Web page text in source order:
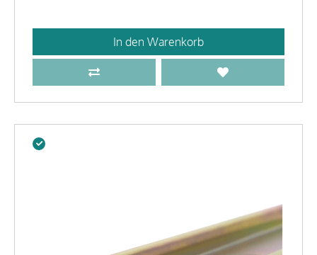
In den Warenkorb